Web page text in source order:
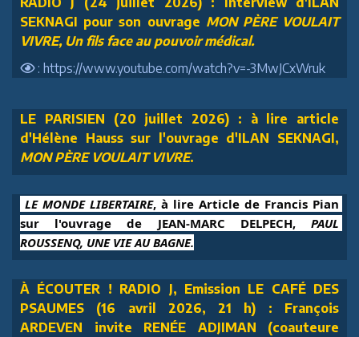
SEKNAGI pour son ouvrage MON PÈRE VOULAIT
VIVRE, Un fils face au pouvoir médical.
: https://www.youtube.com/watch?v=-3MwJCxWruk
LE PARISIEN (20 juillet 2026) : à lire article
d'Hélène Hauss sur l'ouvrage d'ILAN SEKNAGI,
MON PÈRE VOULAIT VIVRE.
LE MONDE LIBERTAIRE, à lire Article de Francis Pian
sur l'ouvrage de JEAN-MARC DELPECH, PAUL
ROUSSENQ, UNE VIE AU BAGNE.
À ÉCOUTER ! RADIO J, Emission LE CAFÉ DES
PSAUMES (16 avril 2026, 21 h) : François
ARDEVEN invite RENÉE ADJIMAN (coauteure